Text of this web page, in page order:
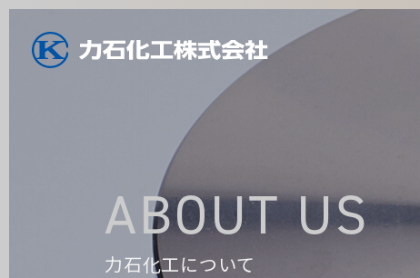
ABOUT US
力石化工について